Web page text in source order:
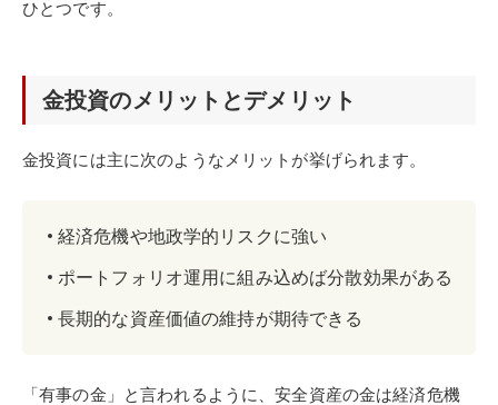
ひとつです。
金投資のメリットとデメリット
金投資には主に次のようなメリットが挙げられます。
経済危機や地政学的リスクに強い
ポートフォリオ運用に組み込めば分散効果がある
長期的な資産価値の維持が期待できる
「有事の金」と言われるように、安全資産の金は経済危機